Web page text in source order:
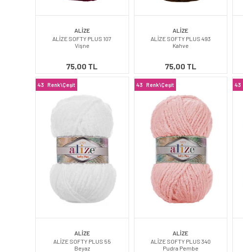
ALİZE
ALİZE SOFTY PLUS 107
Vişne
75,00 TL
ALİZE
ALİZE SOFTY PLUS 493
Kahve
75,00 TL
43 Renk\Çeşit
ALİZE
ALİZE SOFTY PLUS 55
Beyaz
43 Renk\Çeşit
ALİZE
ALİZE SOFTY PLUS 340
Pudra Pembe
43